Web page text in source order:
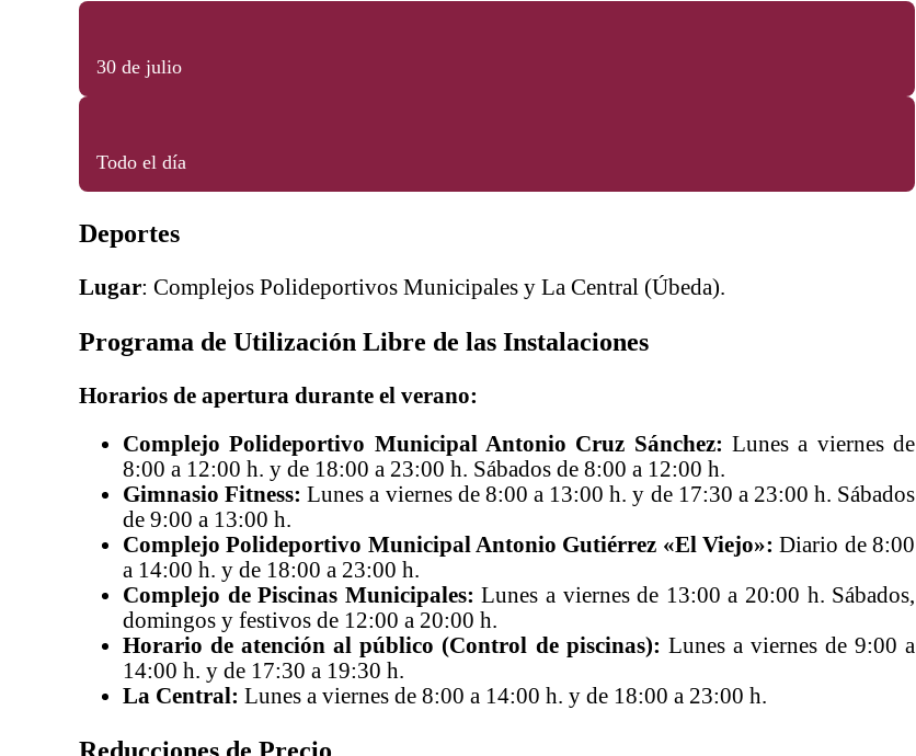
30 de julio
Todo el día
Deportes
Lugar: Complejos Polideportivos Municipales y La Central (Úbeda).
Programa de Utilización Libre de las Instalaciones
Horarios de apertura durante el verano:
Complejo Polideportivo Municipal Antonio Cruz Sánchez: Lunes a viernes de
8:00 a 12:00 h. y de 18:00 a 23:00 h. Sábados de 8:00 a 12:00 h.
Gimnasio Fitness: Lunes a viernes de 8:00 a 13:00 h. y de 17:30 a 23:00 h. Sábados
de 9:00 a 13:00 h.
Complejo Polideportivo Municipal Antonio Gutiérrez «El Viejo»: Diario de 8:00
a 14:00 h. y de 18:00 a 23:00 h.
Complejo de Piscinas Municipales: Lunes a viernes de 13:00 a 20:00 h. Sábados,
domingos y festivos de 12:00 a 20:00 h.
Horario de atención al público (Control de piscinas): Lunes a viernes de 9:00 a
14:00 h. y de 17:30 a 19:30 h.
La Central: Lunes a viernes de 8:00 a 14:00 h. y de 18:00 a 23:00 h.